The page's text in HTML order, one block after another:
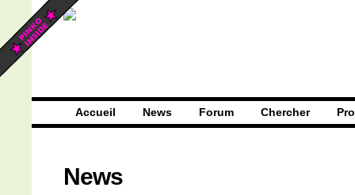
Accueil News Forum Chercher
News